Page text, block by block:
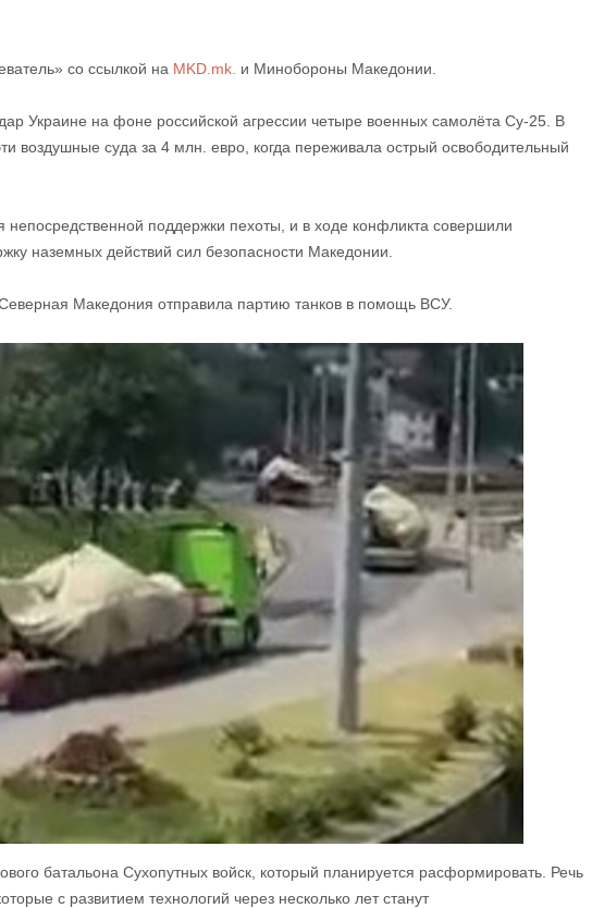
со ссылкой на MKD.mk. и Минобороны Македонии.
Украине на фоне российской агрессии четыре военных самолёта Су-25. В
воздушные суда за 4 млн. евро, когда переживала острый освободительный
поддержки пехоты, и в ходе конфликта совершили
наземных действий сил безопасности Македонии.
Македония отправила партию танков в помощь ВСУ.
батальона Сухопутных войск, который планируется расформировать. Речь
с развитием технологий через несколько лет станут